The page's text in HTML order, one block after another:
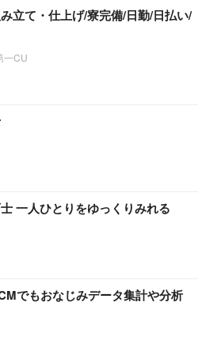
立て・仕上げ/寮完備/日勤/日払い/
一CU
一人ひとりをゆっくりみれる
でもおなじみデータ集計や分析